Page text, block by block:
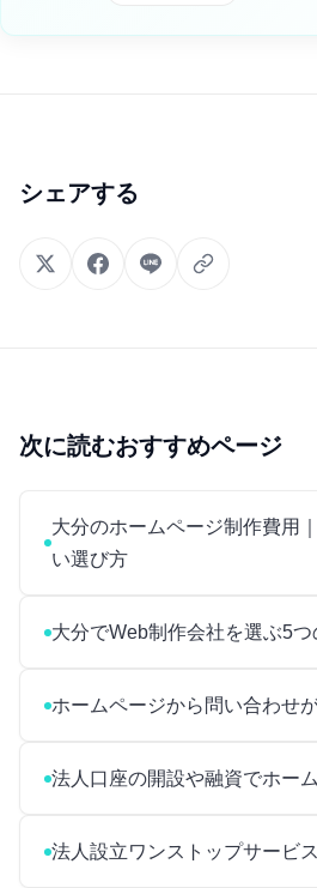
シェアする
次に読むおすすめページ
大分のホームページ制作費用
い選び方
大分でWeb制作会社を選ぶ5つ
ホームページから問い合わせ
法人口座の開設や融資でホー
法人設立ワンストップサービ